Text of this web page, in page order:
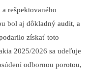
rešpektovaného
bol aj dôkladný audit, a
získať toto
2025/2026 sa udeľuje
odbornou porotou,